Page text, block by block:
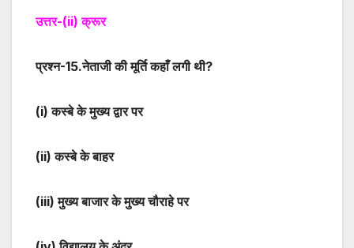
उत्तर-(ii) क्रूर
प्रश्न-15.नेताजी की मूर्ति कहाँ लगी थी?
(i) कस्बे के मुख्य द्वार पर
(ii) कस्बे के बाहर
(iii) मुख्य बाजार के मुख्य चौराहे पर